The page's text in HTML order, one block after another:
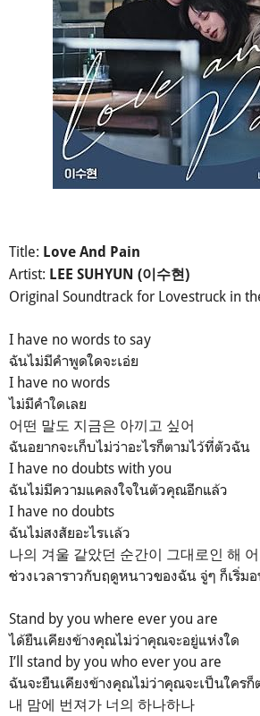
Title: Love And Pain
Artist: LEE SUHYUN (이수현)
Original Soundtrack for Lovestruck in
I have no words to say
ฉันไม่มีคำพูดใดจะเอ่ย
I have no words
ไม่มีคำใดเลย
어떤 말도 지금은 아끼고 싶어
ฉันอยากจะเก็บไม่ว่าอะไรก็ตามไว้ที่ตัวฉัน
I have no doubts with you
ฉันไม่มีความแคลงใจในตัวคุณอีกแล้ว
I have no doubts
ฉันไม่สงสัยอะไรเเล้ว
나의 겨울 같았던 순간이 그대로인 해
ช่วงเวลาราวกับฤดูหนาวของฉัน จู่ๆ ก็เริ่ม
Stand by you where ever you are
ได้ยืนเคียงข้างคุณไม่ว่าคุณจะอยู่แห่งใด
I’ll stand by you who ever you are
ฉันจะยืนเคียงข้างคุณไม่ว่าคุณจะเป็นใครก็
내 맘에 번져가 너의 하나하나